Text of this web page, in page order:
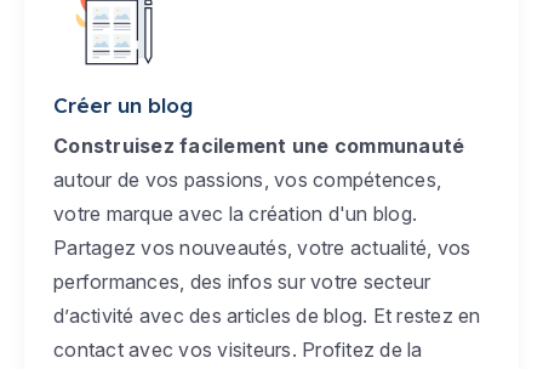
Créer un blog
Construisez facilement une communauté
autour de vos passions, vos compétences,
votre marque avec la création d'un blog.
Partagez vos nouveautés, votre actualité, vos
performances, des infos sur votre secteur
d’activité avec des articles de blog. Et restez en
contact avec vos visiteurs. Profitez de la